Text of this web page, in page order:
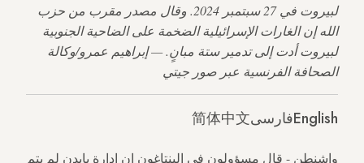
لبيروت في 27 سبتمبر 2024. وقال مصدر مقرب من حزب
الله إن الغارات الإسرائيلية الضخمة على الضاحية الجنوبية
لبيروت أدت إلى تدمير ستة مبانٍ. — إبراهيم عمرو/وكالة
الصحافة الفرنسية عبر صور جيتي
Englishفارسی简体中文
واشنطن - قال مسؤولون في البنتاغون إن إدارة بايدن لم يتم